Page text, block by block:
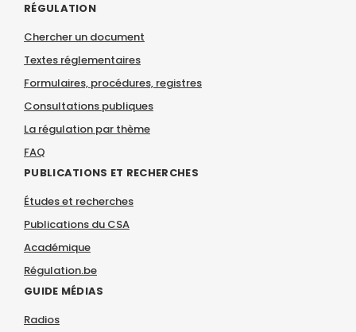
RÉGULATION
Chercher un document
Textes réglementaires
Formulaires, procédures, registres
Consultations publiques
La régulation par thème
FAQ
PUBLICATIONS ET RECHERCHES
Études et recherches
Publications du CSA
Académique
Régulation.be
GUIDE MÉDIAS
Radios